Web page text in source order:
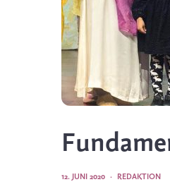
REDAKTION
·
12. JUNI 2020